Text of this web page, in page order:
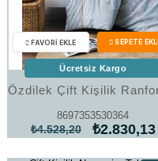
8697353530364
₺2.830,13
₺4.528,20
Ücretsiz Kargo